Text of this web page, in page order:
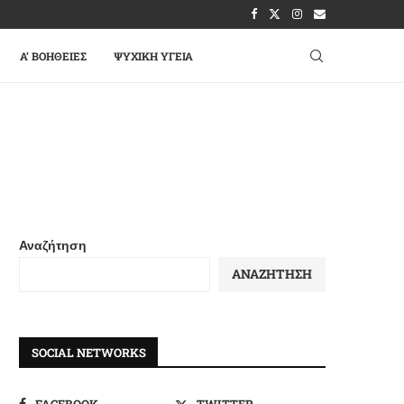
A’ ΒΟΉΘΕΙΕΣ ΨΥΧΙΚΉ ΥΓΕΊΑ
Αναζήτηση
ΑΝΑΖΉΤΗΣΗ
SOCIAL NETWORKS